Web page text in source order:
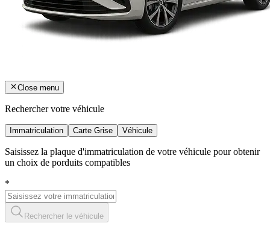
Close menu
Rechercher votre véhicule
Immatriculation Carte Grise Véhicule
Saisissez la plaque d'immatriculation de votre véhicule pour obtenir
un choix de porduits compatibles
*
Rechercher le véhicule